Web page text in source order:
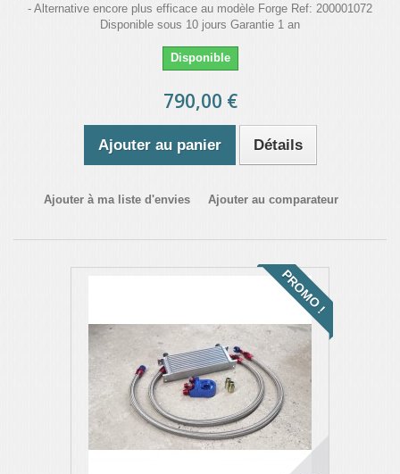
- Alternative encore plus efficace au modèle Forge Ref: 200001072
Disponible sous 10 jours Garantie 1 an
Disponible
790,00 €
Ajouter au panier Détails
Ajouter à ma liste d'envies Ajouter au comparateur
PROMO !